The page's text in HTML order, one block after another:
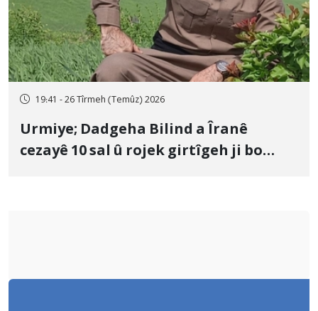
19:41 - 26 Tîrmeh (Temûz) 2026
Urmiye; Dadgeha Bilind a Îranê
cezayê 10 sal û rojek girtîgeh ji bo